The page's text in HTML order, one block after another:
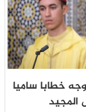
خطابا ساميا
المجيد